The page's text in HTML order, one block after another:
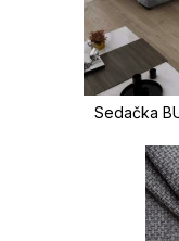
Sedačka